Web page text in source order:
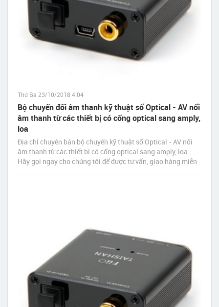
Thứ Ba 23/10/2018 4:04
Bộ chuyển đổi âm thanh kỹ thuật số Optical - AV nối
âm thanh từ các thiết bị có cổng optical sang amply,
loa
Địa chỉ chuyên bán bộ chuyển kỹ thuật số Optical - AV nối
âm thanh từ các thiết bị có cổng optical sang amply, loa.
Hãy gọi ngay cho chúng tôi để được tư vấn, giao hàng miễn